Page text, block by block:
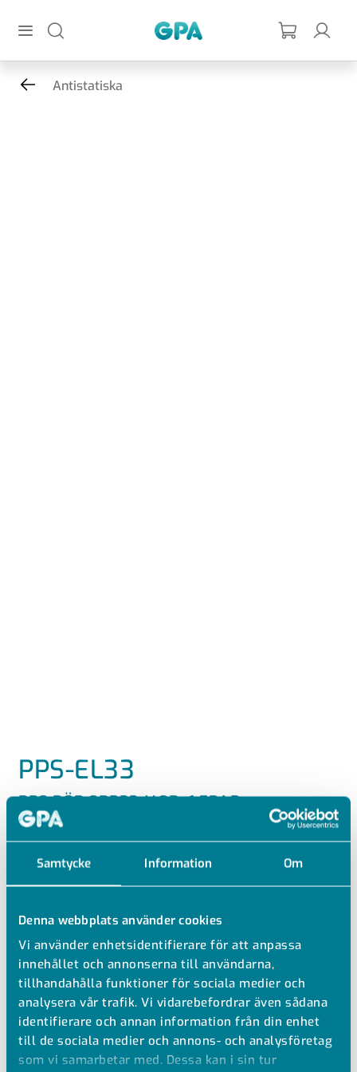
Samtycke Information Om
Denna webbplats använder cookies
Vi använder enhetsidentifierare för att anpassa
innehållet och annonserna till användarna,
tillhandahålla funktioner för sociala medier och
analysera vår trafik. Vi vidarebefordrar även sådana
identifierare och annan information från din enhet
till de sociala medier och annons- och analysföretag
som vi samarbetar med. Dessa kan i sin tur
Antistatiska
PPS-EL33
PPS RÖR SDR33 MOP<1.5BAR
Notera att rören säljs i meter och standardlängd är
5m. Går att få i andra längder mot en
kapningskostnad.
PPs-el antistatiskt rör SDR33
Flamskyddat
Standarlängd 5 meter
Extruderat
DIN 8078